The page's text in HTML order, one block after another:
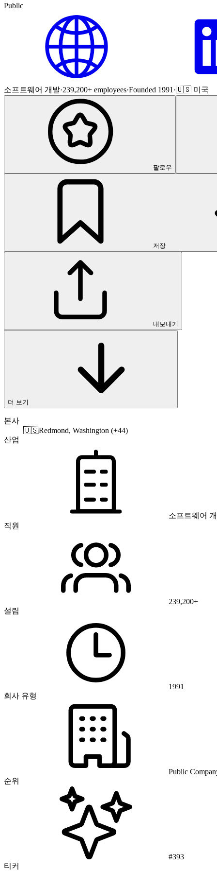
Public
소프트웨어 개발·239,200+ employees·Founded 1991 ·🇺🇸 미국
팔로우
저장
내보내기
더 보기
본사
🇺🇸Redmond, Washington (+44)
산업
소프트웨어
직원
239,200+
설립
1991
회사 유형
Public
순위
#393
티커